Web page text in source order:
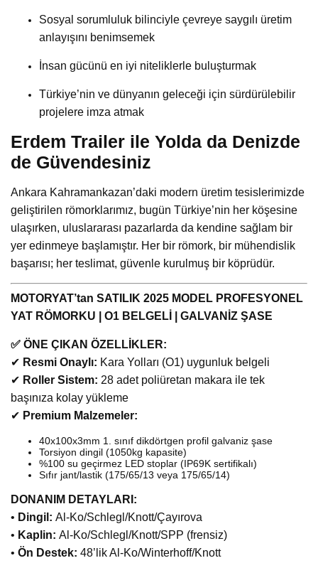
Sosyal sorumluluk bilinciyle çevreye saygılı üretim
anlayışını benimsemek
İnsan gücünü en iyi niteliklerle buluşturmak
Türkiye’nin ve dünyanın geleceği için sürdürülebilir
projelere imza atmak
Erdem Trailer ile Yolda da Denizde
de Güvendesiniz
Ankara Kahramankazan’daki modern üretim tesislerimizde
geliştirilen römorklarımız, bugün Türkiye’nin her köşesine
ulaşırken, uluslararası pazarlarda da kendine sağlam bir
yer edinmeye başlamıştır. Her bir römork, bir mühendislik
başarısı; her teslimat, güvenle kurulmuş bir köprüdür.
MOTORYAT’tan SATILIK 2025 MODEL PROFESYONEL
YAT RÖMORKU | O1 BELGELİ | GALVANİZ ŞASE
✅ ÖNE ÇIKAN ÖZELLİKLER:
✔ Resmi Onaylı: Kara Yolları (O1) uygunluk belgeli
✔ Roller Sistem: 28 adet poliüretan makara ile tek
başınıza kolay yükleme
✔ Premium Malzemeler:
40x100x3mm 1. sınıf dikdörtgen profil galvaniz şase
Torsiyon dingil (1050kg kapasite)
%100 su geçirmez LED stoplar (IP69K sertifikalı)
Sıfır jant/lastik (175/65/13 veya 175/65/14)
DONANIM DETAYLARI:
• Dingil: Al-Ko/Schlegl/Knott/Çayırova
• Kaplin: Al-Ko/Schlegl/Knott/SPP (frensiz)
• Ön Destek: 48’lik Al-Ko/Winterhoff/Knott